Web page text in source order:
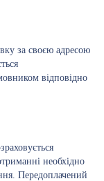
за своєю адресою
відповідно
необхідно
Передоплачений